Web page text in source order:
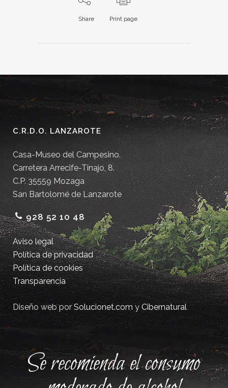
Share Print page
C.R.D.O. LANZAROTE
Casa-Museo del Campesino.
Carretera Arrecife-Tinajo, 8.
C.P. 35559 Mozaga
San Bartolomé de Lanzarote
928 52 10 48
Aviso legal
Política de privacidad
Política de cookies
Transparencia
Diseño web porSolucionet.comyCibernatural
Se recomienda el consumo